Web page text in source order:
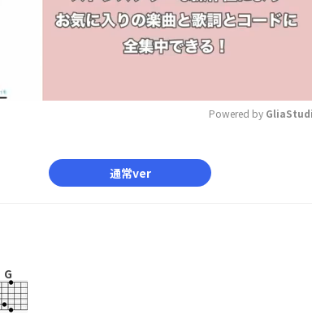
Powered by
通常ver
G